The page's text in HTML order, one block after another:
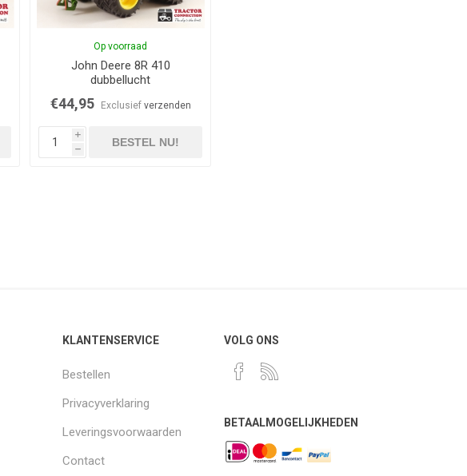
Op voorraad
John Deere 8R 410
dubbellucht
€44,95 Exclusief verzenden
i
h
BESTEL NU!
KLANTENSERVICE
Bestellen
Privacyverklaring
Leveringsvoorwaarden
Contact
VOLG ONS
BETAALMOGELIJKHEDEN